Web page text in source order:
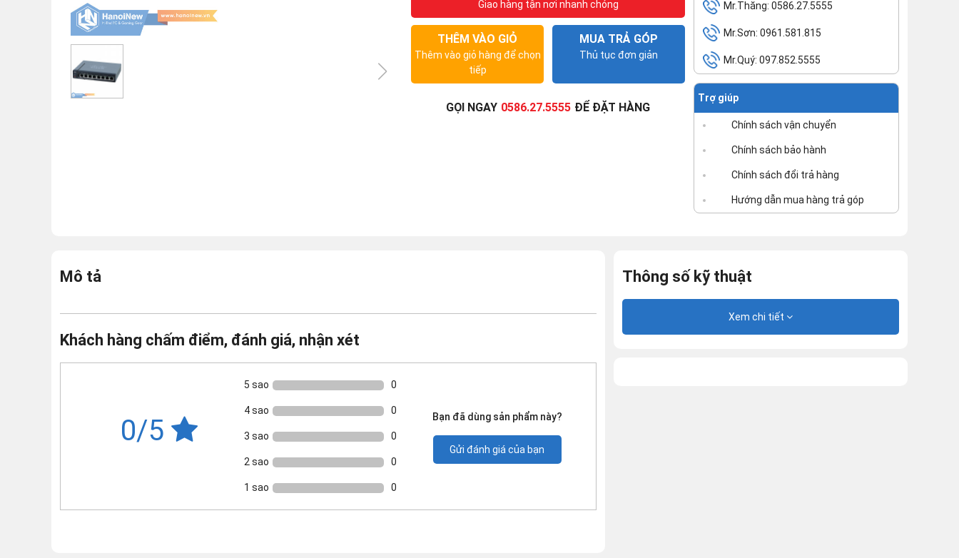
Giao hàng tận nơi nhanh chóng
THÊM VÀO GIỎ
Thêm vào giỏ hàng để chọn
tiếp
MUA TRẢ GÓP
Thủ tục đơn giản
GỌI NGAY 0586.27.5555 ĐỂ ĐẶT HÀNG
Mr.Thăng: 0586.27.5555
Mr.Sơn: 0961.581.815
Mr.Quý: 097.852.5555
Trợ giúp
Chính sách vận chuyển
Chính sách bảo hành
Chính sách đổi trả hàng
Hướng dẫn mua hàng trả góp
Mô tả
Khách hàng chấm điểm, đánh giá, nhận xét
0/5
5 sao 0
4 sao 0
3 sao 0
2 sao 0
1 sao 0
Bạn đã dùng sản phẩm này?
Gửi đánh giá của bạn
Thông số kỹ thuật
Xem chi tiết